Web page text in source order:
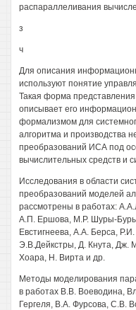
распараллеливания
з
ч
Для описания
используют понятие
Такая форма
описывает его
формализмом для
алгоритма и производства
преобразований ИСА под
вычислительных средств и
Исследования в области
преобразований моделей
рассмотрены в работах:
А.П. Ершова, М.Р. Шуры-
Евстигнеева, A.A. Берса,
Э.В.Дейкстры, Д. Кнута, Дж.
Хоара, Н. Вирта и др.
Методы моделирования
в работах В.В. Воеводина,
Гергеля, В.А. Фурсова, C.B.